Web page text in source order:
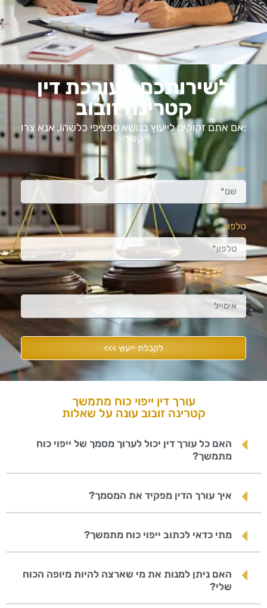
לשירותכם - עורכת דין
קטרינה זובוב
:אם אתם זקוקים לייעוץ בנושא ספציפי כלשהו, ​​אנא צרו
קשר
שם
טלפון
אימייל
לקבלת ייעוץ >>>
עורך דין ייפוי כוח מתמשך
קטרינה זובוב עונה על שאלות
האם כל עורך דין יכול לערוך מסמך של ייפוי כוח
מתמשך?
איך עורך הדין מפקיד את המסמך?
מתי כדאי לכתוב ייפוי כוח מתמשך?
האם ניתן למנות את מי שארצה להיות מיופה הכוח
שלי?